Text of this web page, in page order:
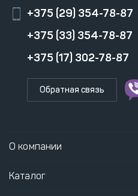
+375 (29) 354-78-87
+375 (33) 354-78-87
+375 (17) 302-78-87
Обратная связь
О компании
Каталог